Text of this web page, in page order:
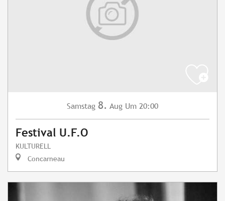
Samstag 8. Aug Um 20:00
Festival U.F.O
KULTURELL
Concarneau